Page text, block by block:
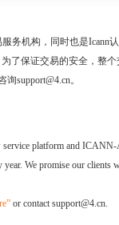
务机构，同时也是
了保证交易的安全，整个
询support@4.cn。
platform and
We promise our clients
or contact support@4.cn.